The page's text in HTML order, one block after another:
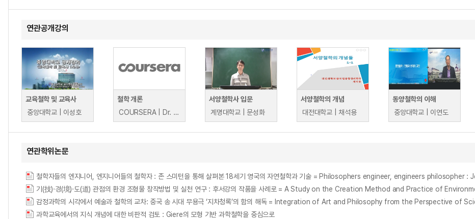
연관공개강의
교육철학 및 교육사
중앙대학교 | 이성호
철학 개론
COURSERA | Dr. Dave Ward, Dr. Alasdair Richmond, Dr. Allan Hazlett, Dr. Matthew Chrisman, Dr. Suilin Lavelle, Dr. Michela Massimi, Professor Duncan Pritchard
서양철학사 입문
계명대학교 | 문성화
서양철학의 개념
대전대학교 | 채석용
동양철학의 이해
중앙대학교 | 이연도
연관학위논문
과학교육에서의 지식 개념에 대한 비판적 검토 : Giere의 모형 기반 과학철학을 중심으로